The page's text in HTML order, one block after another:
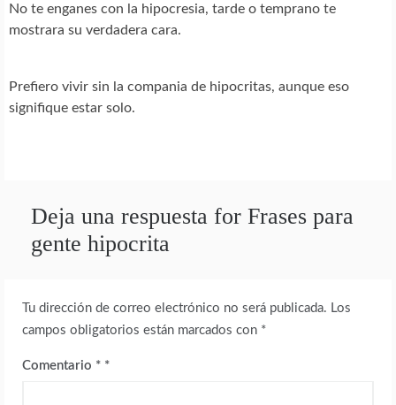
No te enganes con la hipocresia, tarde o temprano te
mostrara su verdadera cara.
Prefiero vivir sin la compania de hipocritas, aunque eso
signifique estar solo.
Deja una respuesta for Frases para
gente hipocrita
Tu dirección de correo electrónico no será publicada. Los
campos obligatorios están marcados con *
Comentario *